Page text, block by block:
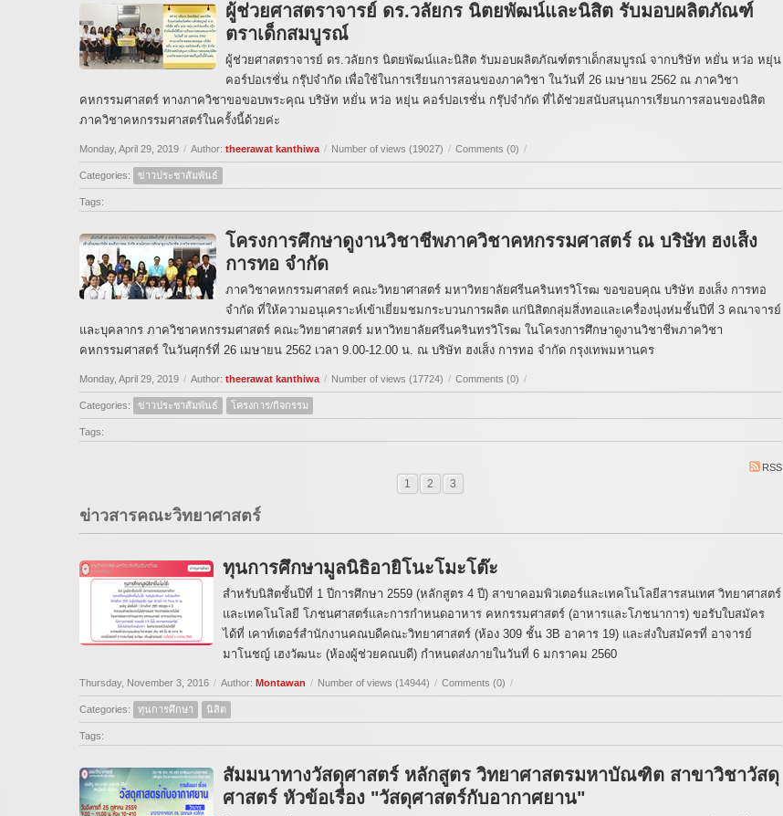
ผู้ช่วยศาสตราจารย์ ดร.วลัยกร นิตยพัฒน์และนิสิต รับมอบผลิตภัณฑ์
ตราเด็กสมบูรณ์
ผู้ช่วยศาสตราจารย์ ดร.วลัยกร นิตยพัฒน์และนิสิต รับมอบผลิตภัณฑ์ตราเด็กสมบูรณ์ จากบริษัท หยั่น หว่อ หยุ่น
คอร์ปอเรชั่น กรุ๊ปจำกัด เพื่อใช้ในการเรียนการสอนของภาควิชา ในวันที่ 26 เมษายน 2562 ณ ภาควิชา
คหกรรมศาสตร์ ทางภาควิชาขอขอบพระคุณ บริษัท หยั่น หว่อ หยุ่น คอร์ปอเรชั่น กรุ๊ปจำกัด ที่ได้ช่วยสนับสนุนการเรียนการสอนของนิสิต
ภาควิชาคหกรรมศาสตร์ในครั้งนี้ด้วยค่ะ
Monday, April 29, 2019 / Author: theerawat kanthiwa / Number of views (19027) / Comments (0) /
Categories: ข่าวประชาสัมพันธ์
Tags:
โครงการศึกษาดูงานวิชาชีพภาควิชาคหกรรมศาสตร์ ณ บริษัท ฮงเส็ง
การทอ จำกัด
ภาควิชาคหกรรมศาสตร์ คณะวิทยาศาสตร์ มหาวิทยาลัยศรีนครินทรวิโรฒ ขอขอบคุณ บริษัท ฮงเส็ง การทอ
จำกัด ที่ให้ความอนุเคราะห์เข้าเยี่ยมชมกระบวนการผลิต แก่นิสิตกลุ่มสิ่งทอและเครื่องนุ่งห่มชั้นปีที่ 3 คณาจารย์
และบุคลากร ภาควิชาคหกรรมศาสตร์ คณะวิทยาศาสตร์ มหาวิทยาลัยศรีนครินทรวิโรฒ ในโครงการศึกษาดูงานวิชาชีพภาควิชา
คหกรรมศาสตร์ ในวันศุกร์ที่ 26 เมษายน 2562 เวลา 9.00-12.00 น. ณ บริษัท ฮงเส็ง การทอ จำกัด กรุงเทพมหานคร
Monday, April 29, 2019 / Author: theerawat kanthiwa / Number of views (17724) / Comments (0) /
Categories: ข่าวประชาสัมพันธ์ โครงการ/กิจกรรม
Tags:
RSS
1 2 3
ข่าวสารคณะวิทยาศาสตร์
ทุนการศึกษามูลนิธิอายิโนะโมะโต๊ะ
สำหรับนิสิตชั้นปีที่ 1 ปีการศึกษา 2559 (หลักสูตร 4 ปี) สาขาคอมพิวเตอร์และเทคโนโลยีสารสนเทศ วิทยาศาสตร์
และเทคโนโลยี โภชนศาสตร์และการกำหนดอาหาร คหกรรมศาสตร์ (อาหารและโภชนาการ) ขอรับใบสมัคร
ได้ที่ เคาท์เตอร์สำนักงานคณบดีคณะวิทยาศาสตร์ (ห้อง 309 ชั้น 3B อาคาร 19) และส่งใบสมัครที่ อาจารย์
มาโนชญ์ เฮงวัฒนะ (ห้องผู้ช่วยคณบดี) กำหนดส่งภายในวันที่ 6 มกราคม 2560
Thursday, November 3, 2016 / Author: Montawan / Number of views (14944) / Comments (0) /
Categories: ทุนการศึกษา นิสิต
Tags:
สัมมนาทางวัสดุศาสตร์ หลักสูตร วิทยาศาสตรมหาบัณฑิต สาขาวิชาวัสดุ
ศาสตร์ หัวข้อเรื่อง "วัสดุศาสตร์กับอากาศยาน"